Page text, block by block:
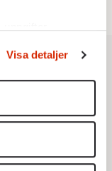
när som
innehållet
Vi
och annan
Visa detaljer